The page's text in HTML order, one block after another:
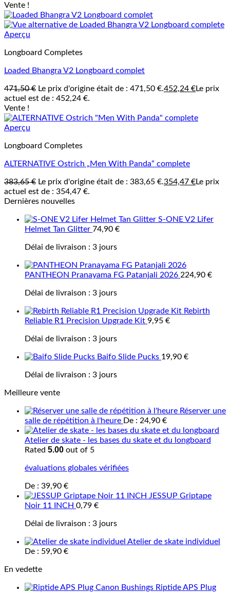
Vente !
Aperçu
Longboard Completes
Loaded Bhangra V2 Longboard complet
471,50€ Le prix d'origine était de : 471,50 €.452,24 €Le prix
actuel est de : 452,24 €.
Vente !
Aperçu
Longboard Completes
ALTERNATIVE Ostrich „Men With Panda“ complete
383,65€ Le prix d'origine était de : 383,65 €.354,47 €Le prix
actuel est de : 354,47 €.
Dernières nouvelles
S-ONE V2 Lifer
Helmet Tan Glitter 74,90 €
Délai de livraison : 3 jours
PANTHEON Pranayama FG Patanjali 2026 224,90 €
Délai de livraison : 3 jours
Rebirth
Reliable R1 Precision Upgrade Kit 9,95 €
Délai de livraison : 3 jours
Baifo Slide Pucks 19,90 €
Délai de livraison : 3 jours
Meilleure vente
Réserver une
salle de répétition à l'heure De : 24,90 €
Atelier de skate - les bases du skate et du longboard
Rated 5.00 out of 5
évaluations globales vérifiées
De : 39,90 €
JESSUP Griptape
Noir 11 INCH 0,79 €
Délai de livraison : 3 jours
Atelier de skate individuel
De : 59,90 €
En vedette
Riptide APS Plug